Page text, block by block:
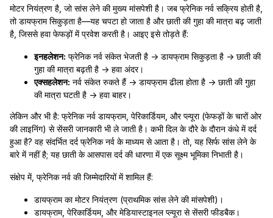
मोटर नियंत्रण है, जो सांस लेने की मुख्य मांसपेशी है। जब फ्रेनिक नर्व सक्रिय होती है,
तो डायफ्राम सिकुड़ता है—यह चपटा हो जाता है और छाती की गुहा की मात्रा बढ़ जाती
है, जिससे हवा फेफड़ों में प्रवेश करती है। आइए इसे तोड़ते हैं:
इनहलेशन: फ्रेनिक नर्व संकेत भेजती है → डायफ्राम सिकुड़ता है → छाती की
गुहा की मात्रा बढ़ती है → हवा अंदर।
एक्सहलेशन: नर्व संकेत रुकते हैं → डायफ्राम ढीला होता है → छाती की गुहा
की मात्रा घटती है → हवा बाहर।
लेकिन और भी है: फ्रेनिक नर्व डायफ्राम, पेरिकार्डियम, और प्ल्यूरा (फेफड़ों के चारों ओर
की लाइनिंग) से सेंसरी जानकारी भी ले जाती है। कभी दिल के दौरे के दौरान कंधे में दर्द
हुआ है? वह संदर्भित दर्द फ्रेनिक नर्व के माध्यम से आता है। तो, यह सिर्फ सांस लेने के
बारे में नहीं है; यह छाती के आसपास दर्द की धारणा में एक सूक्ष्म भूमिका निभाती है।
संक्षेप में, फ्रेनिक नर्व की जिम्मेदारियों में शामिल हैं:
डायफ्राम का मोटर नियंत्रण (प्राथमिक सांस लेने की मांसपेशी)।
डायफ्राम, पेरिकार्डियम, और मेडियास्टाइनल प्ल्यूरा से सेंसरी फीडबैक।